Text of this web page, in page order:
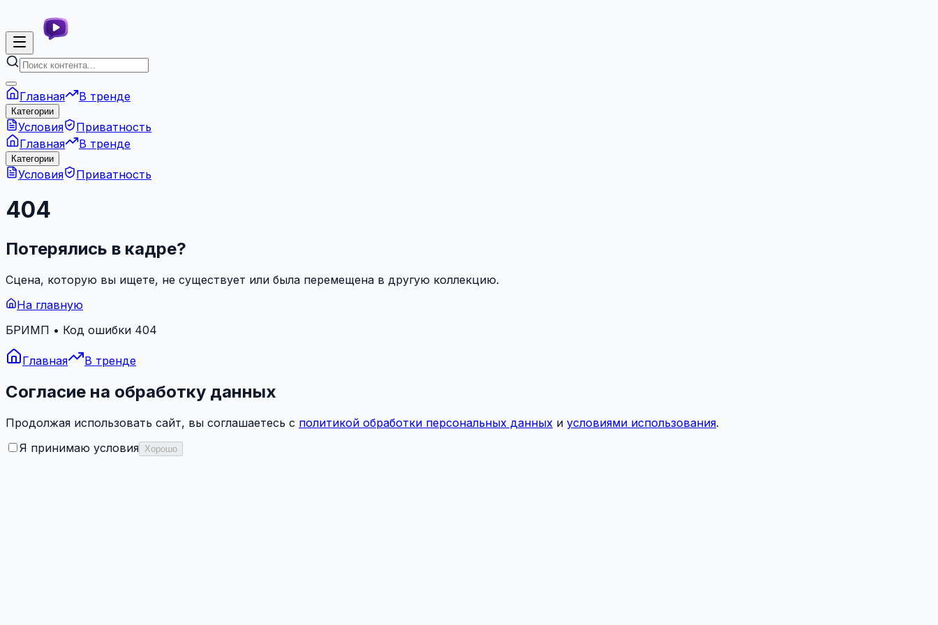
Главная В тренде
Категории
Условия
Приватность
Главная
В тренде
Категории
Условия Приватность
404
Потерялись в кадре?
Сцена, которую вы ищете, не существует или была перемещена в другую коллекцию.
На главную
БРИМП • Код ошибки 404
Главная В тренде
Согласие на обработку данных
Продолжая использовать сайт, вы соглашаетесь с политикой обработки персональных данных и условиями использования.
Я принимаю условия Хорошо